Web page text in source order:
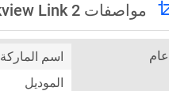
مواصفات Blackview Link 2
عام اسم الماركة
الموديل